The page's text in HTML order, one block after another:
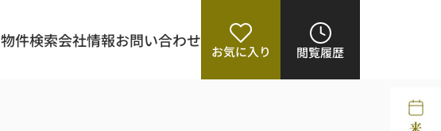
物件検索会社情報お問い合わせ
お気に入り 閲覧履歴